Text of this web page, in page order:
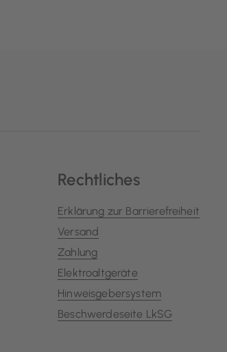
Rechtliches
Erklärung zur Barrierefreiheit
Versand
Zahlung
Elektroaltgeräte
Hinweisgebersystem
Beschwerdeseite LkSG